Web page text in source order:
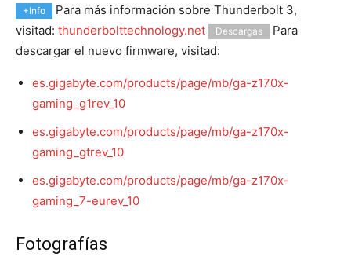
+Info
Para más información sobre Thunderbolt 3,
visitad: thunderbolttechnology.net Descargas
Para
descargar el nuevo firmware, visitad:
es.gigabyte.com/products/page/mb/ga-z170x-
gaming_g1rev_10
es.gigabyte.com/products/page/mb/ga-z170x-
gaming_gtrev_10
es.gigabyte.com/products/page/mb/ga-z170x-
gaming_7-eurev_10
Fotografías